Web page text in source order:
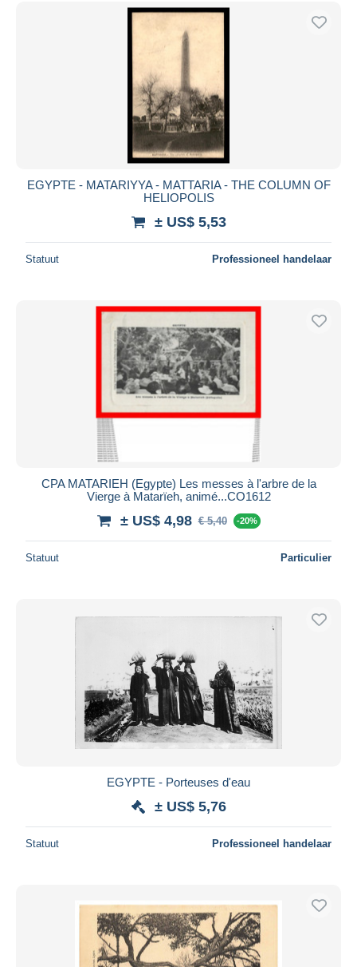
Bankoverschrijving
Mastercard
Bancontact
Woonplaats van de verkoper
Toepassen
EGYPTE - MATARIYYA - MATTARIA - THE COLUMN OF
HELIOPOLIS
± US$ 5,53
Statuut Professioneel handelaar
CPA MATARIEH (Egypte) Les messes à l'arbre de la
Vierge à Matarïeh, animé...CO1612
± US$ 4,98 € 5,40 -20%
Statuut Particulier
EGYPTE - Porteuses d'eau
± US$ 5,76
Statuut Professioneel handelaar